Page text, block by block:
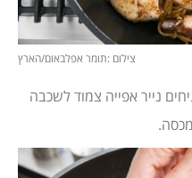
צילום :תומר אפלבאום/הארץ
נייר אפייה צמוד לשכבה